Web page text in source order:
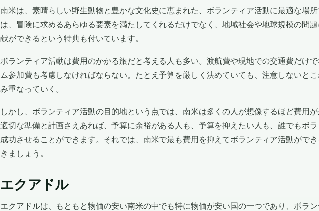
南米は、素晴らしい野生動物と豊かな文化史に恵まれた、ボランティア活動に最適な場
は、冒険に求めるあらゆる要素を満たしてくれるだけでなく、地域社会や地球規模の問
献ができるという特典も付いています。
ボランティア活動は費用のかかる旅だと考える人も多い。渡航費や現地での交通費だけ
ム参加費も考慮しなければならない。たとえ予算を厳しく決めていても、注意しないと
み重なっていく。
しかし、ボランティア活動の目的地という点では、南米は多くの人が想像するほど費用が
適切な準備と計画さえあれば、予算に余裕がある人も、予算を抑えたい人も、誰でもボ
成功させることができます。それでは、南米で最も費用を抑えてボランティア活動がで
きましょう。
エクアドル
エクアドルは、もともと物価の安い南米の中でも特に物価が安い国の一つであり、ボラ